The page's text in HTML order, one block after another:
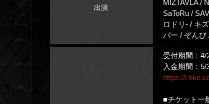
出演
MIZTAVLA /
SaToRu /
ロドリ- / キ
パー / ぞん
受付期間：4/
入金期間：
https://l-
■チケット一